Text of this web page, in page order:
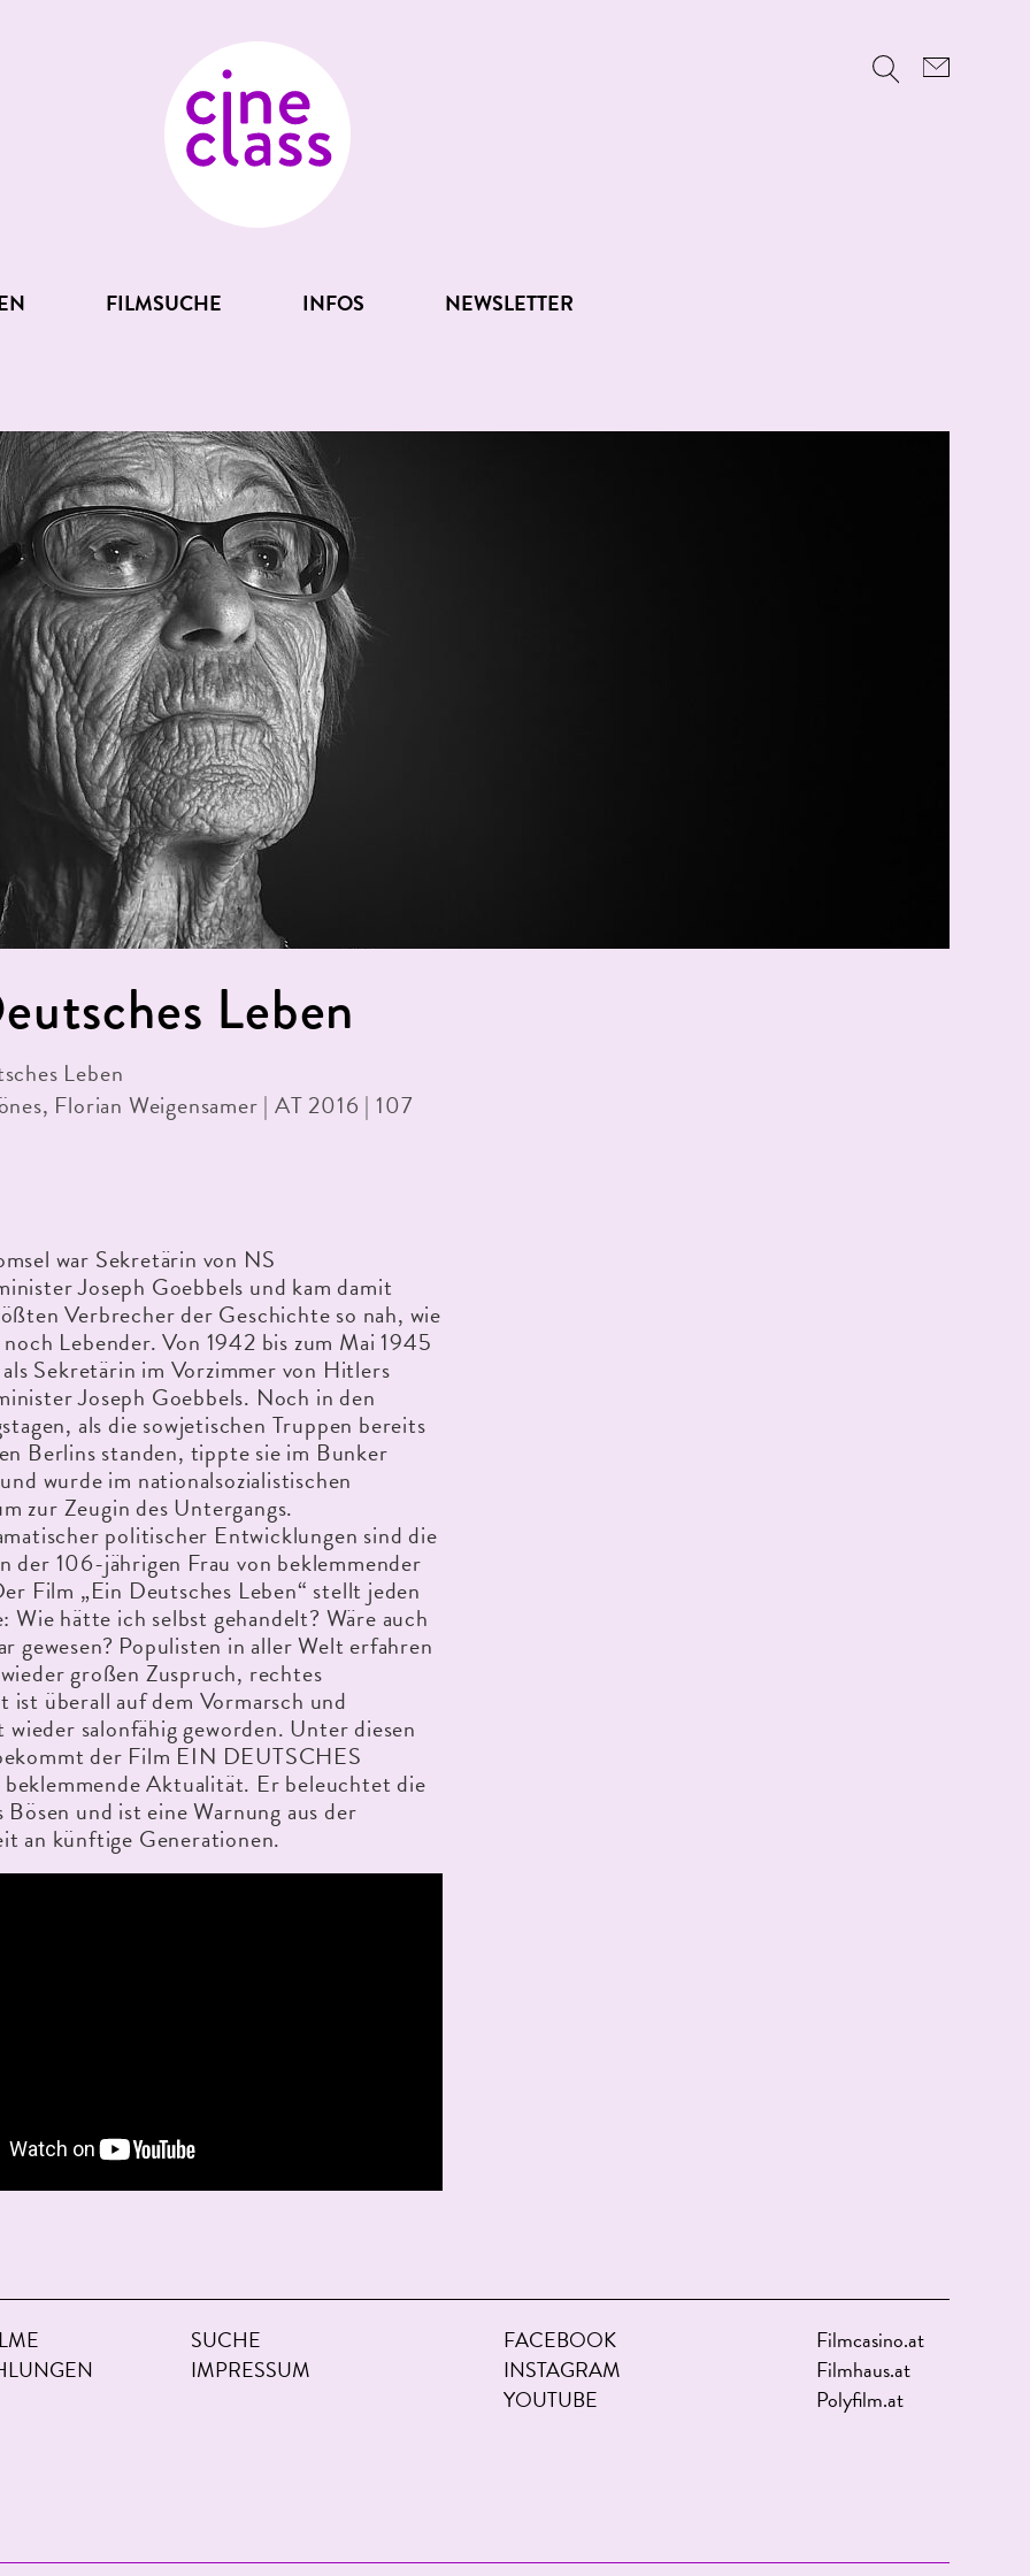
FILMSUCHE INFOS NEWSLETTER
Leben
Leben
Florian Weigensamer | AT 2016 | 107
war Sekretärin von NS
Joseph Goebbels und kam damit
Verbrecher der Geschichte so nah, wie
Lebender. Von 1942 bis zum Mai 1945
Sekretärin im Vorzimmer von Hitlers
Joseph Goebbels. Noch in den
als die sowjetischen Truppen bereits
Berlins standen, tippte sie im Bunker
wurde im nationalsozialistischen
zur Zeugin des Untergangs.
politischer Entwicklungen sind die
der 106-jährigen Frau von beklemmender
Film „Ein Deutsches Leben“ stellt jeden
Wie hätte ich selbst gehandelt? Wäre auch
gewesen? Populisten in aller Welt erfahren
großen Zuspruch, rechtes
ist überall auf dem Vormarsch und
salonfähig geworden. Unter diesen
der Film EIN DEUTSCHES
Aktualität. Er beleuchtet die
und ist eine Warnung aus der
an künftige Generationen.
SUCHE
IMPRESSUM
FACEBOOK
INSTAGRAM
YOUTUBE
Filmcasino.at
Filmhaus.at
Polyfilm.at